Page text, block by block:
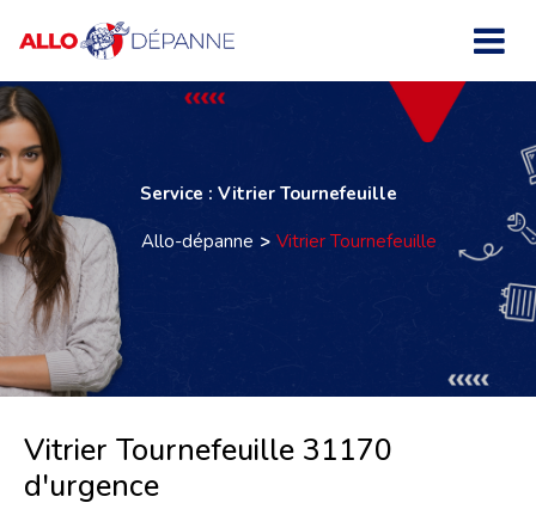
Service : Vitrier Tournefeuille
Allo-dépanne
Vitrier Tournefeuille
Vitrier Tournefeuille 31170
d'urgence